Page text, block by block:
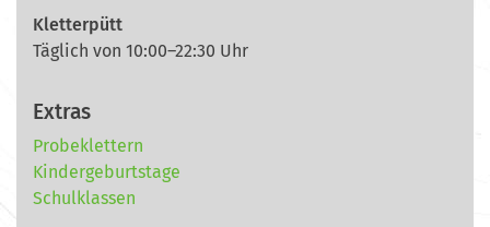
Kletterpütt
Täglich von 10:00–22:30 Uhr
Extras
Probeklettern
Kindergeburtstage
Schulklassen